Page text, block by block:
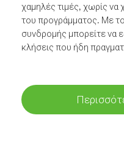
χαμηλές τιμές, χωρίς να
του προγράμματος. Με
συνδρομής μπορείτε να
κλήσεις που ήδη